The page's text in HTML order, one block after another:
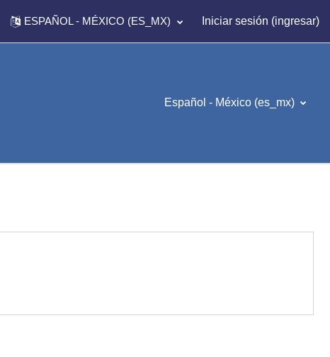
ESPAÑOL - MÉXICO ‎(ES_MX)‎ Iniciar sesión (ingresar)
Español - México ‎(es_mx)‎